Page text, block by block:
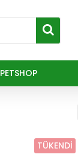
PETSHOP
TÜKENDI